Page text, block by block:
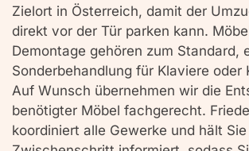
Zielort in Österreich, damit der
direkt vor der Tür parken kann.
Demontage gehören zum Standard,
Sonderbehandlung für Klaviere oder
Auf Wunsch übernehmen wir die
benötigter Möbel fachgerecht.
koordiniert alle Gewerke und hält